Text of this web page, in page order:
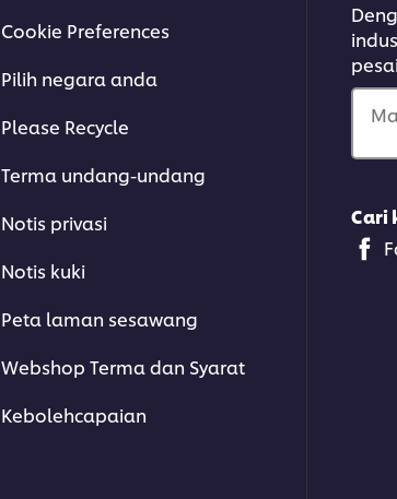
Cookie Preferences
Pilih negara anda
Please Recycle
Terma undang-undang
Notis privasi
Notis kuki
Peta laman sesawang
Webshop Terma dan Syarat
Kebolehcapaian
Cari